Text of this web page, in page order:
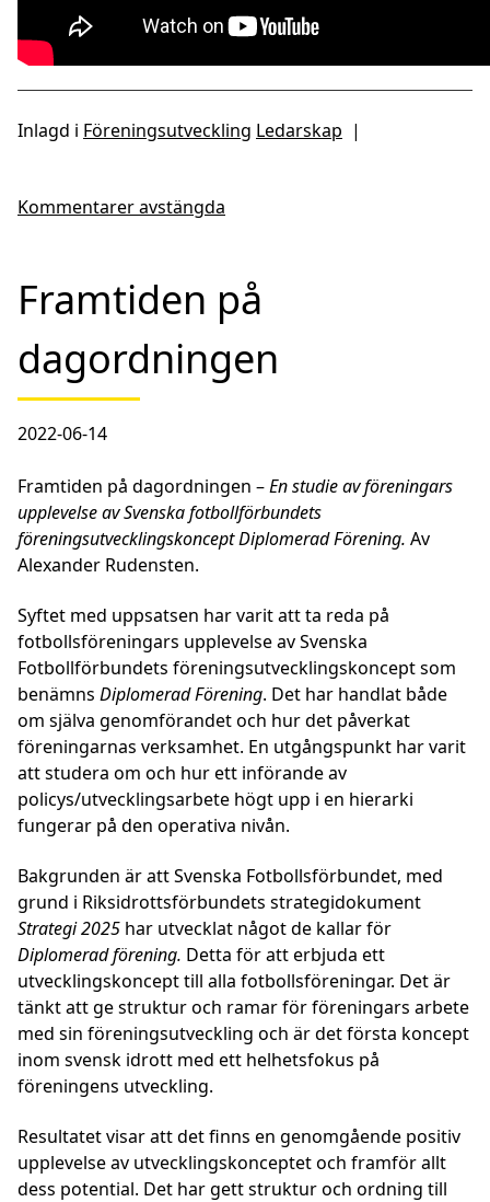
Inlagd i Föreningsutveckling Ledarskap |
Kommentarer avstängda
Framtiden på
dagordningen
2022-06-14
Framtiden på dagordningen –En studie av föreningars
upplevelse av Svenska fotbollförbundets
föreningsutvecklingskoncept Diplomerad Förening. Av
Alexander Rudensten.
Syftet med uppsatsen har varit att ta reda på
fotbollsföreningars upplevelse av Svenska
Fotbollförbundets föreningsutvecklingskoncept som
benämns Diplomerad Förening. Det har handlat både
om själva genomförandet och hur det påverkat
föreningarnas verksamhet. En utgångspunkt har varit
att studera om och hur ett införande av
policys/utvecklingsarbete högt upp i en hierarki
fungerar på den operativa nivån.
Bakgrunden är att Svenska Fotbollsförbundet, med
grund i Riksidrottsförbundets strategidokument
Strategi 2025 har utvecklat något de kallar för
Diplomerad förening. Detta för att erbjuda ett
utvecklingskoncept till alla fotbollsföreningar. Det är
tänkt att ge struktur och ramar för föreningars arbete
med sin föreningsutveckling och är det första koncept
inom svensk idrott med ett helhetsfokus på
föreningens utveckling.
Resultatet visar att det finns en genomgående positiv
upplevelse av utvecklingskonceptet och framför allt
dess potential. Det har gett struktur och ordning till